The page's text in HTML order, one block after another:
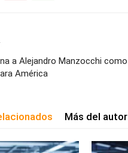
a Alejandro Manzocchi como
América
Más del autor